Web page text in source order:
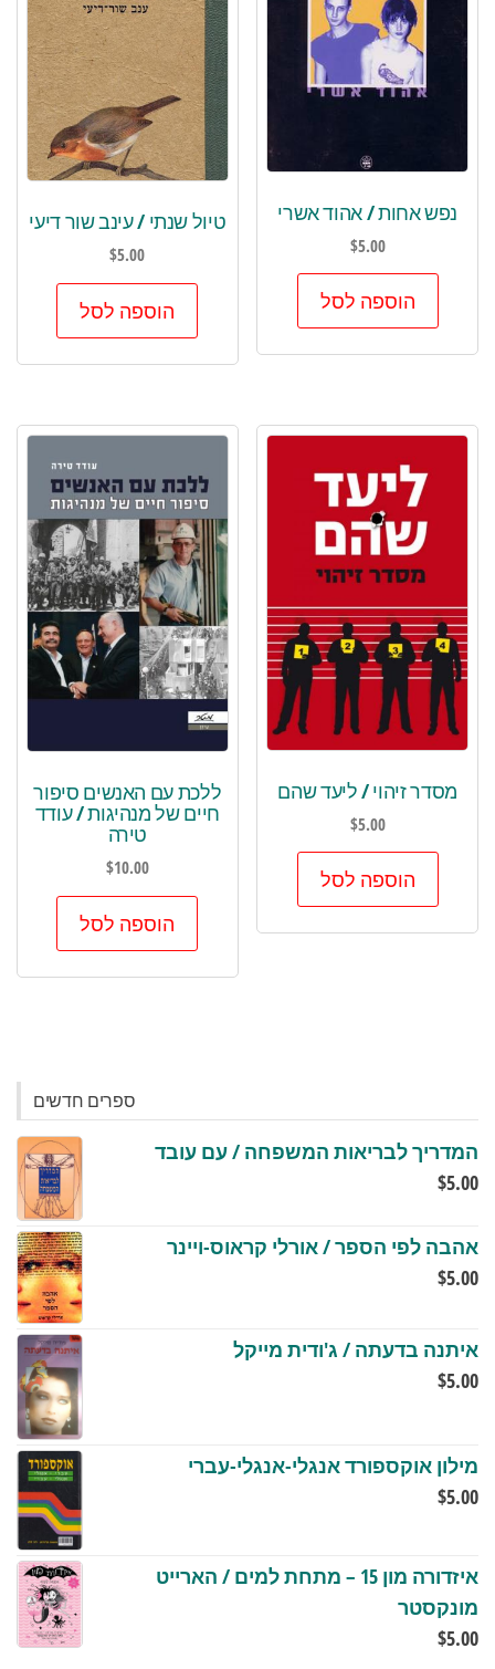
נפש אחות / אהוד אשרי
$5.00
הוספה לסל
טיול שנתי / עינב שור דיעי
$5.00
הוספה לסל
מסדר זיהוי / ליעד שהם
$5.00
הוספה לסל
ללכת עם האנשים סיפור
חיים של מנהיגות / עודד
טירה
$10.00
הוספה לסל
ספרים חדשים
המדריך לבריאות המשפחה / עם עובד
$5.00
אהבה לפי הספר / אורלי קראוס-ויינר
$5.00
איתנה בדעתה / ג'ודית מייקל
$5.00
מילון אוקספורד אנגלי-אנגלי-עברי
$5.00
איזדורה מון 15 – מתחת למים / הארייט
מונקסטר
$5.00